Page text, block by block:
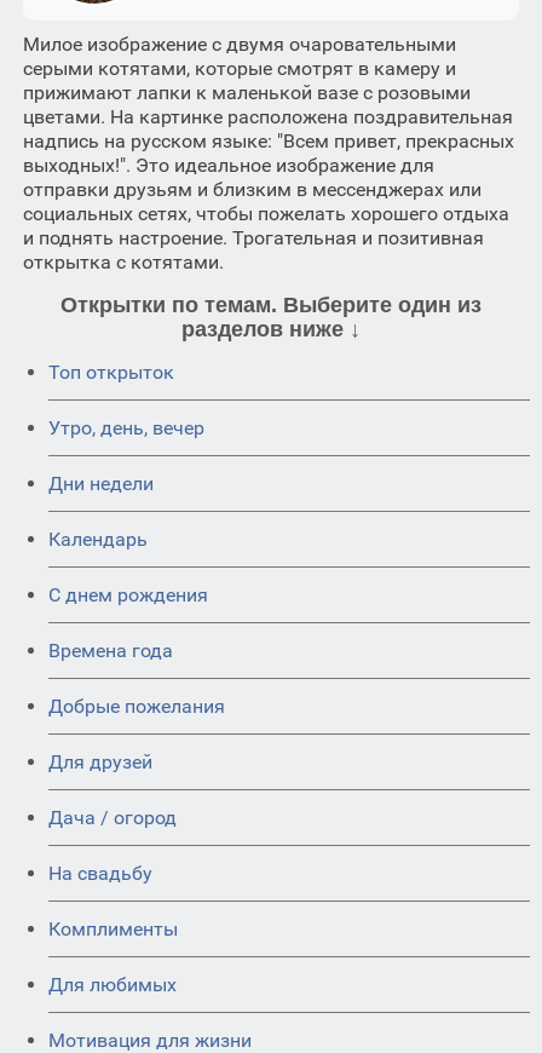
Милое изображение с двумя очаровательными
серыми котятами, которые смотрят в камеру и
прижимают лапки к маленькой вазе с розовыми
цветами. На картинке расположена поздравительная
надпись на русском языке: "Всем привет, прекрасных
выходных!". Это идеальное изображение для
отправки друзьям и близким в мессенджерах или
социальных сетях, чтобы пожелать хорошего отдыха
и поднять настроение. Трогательная и позитивная
открытка с котятами.
Открытки по темам. Выберите один из
разделов ниже ↓
Топ открыток
Утро, день, вечер
Дни недели
Календарь
C днем рождения
Времена года
Добрые пожелания
Для друзей
Дача / огород
На свадьбу
Комплименты
Для любимых
Мотивация для жизни